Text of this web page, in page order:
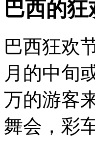
巴西的
巴西狂欢
月的中旬
万的游客
舞会，彩